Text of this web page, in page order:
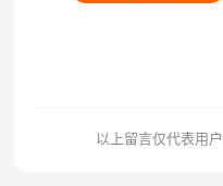
以上留言仅代表用